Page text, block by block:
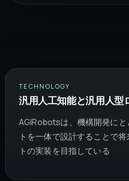
TECHNOLOGY
汎用人工知能と汎用人型
AGIRobotsは、機構開発にと
トを一体で設計することで
トの実装を目指している